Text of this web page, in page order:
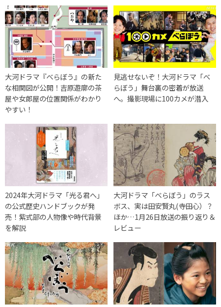
大河ドラマ『べらぼう』の新た
な相関図が公開！吉原遊廓の茶
屋や女郎屋の位置関係がわかり
やすい！
見逃せないぞ！大河ドラマ「べ
らぼう」舞台裏の密着が放送
へ。撮影現場に100カメが潜入
2024年大河ドラマ「光る君へ」
の公式歴史ハンドブックが発
売！紫式部の人物像や時代背景
を解説
大河ドラマ「べらぼう」のラス
ボス、実は田安賢丸(寺田心）？
ほか…1月26日放送の振り返り＆
レビュー